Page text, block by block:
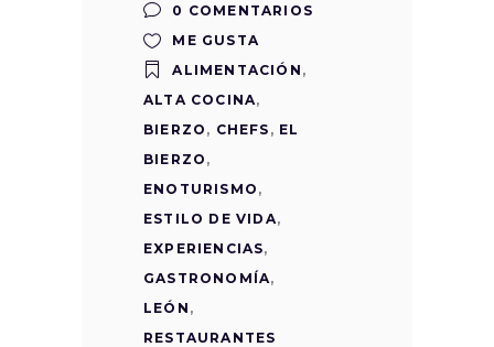
0 COMENTARIOS
ME GUSTA
ALIMENTACIÓN ,
ALTA COCINA,
BIERZO , CHEFS , EL
BIERZO ,
ENOTURISMO ,
ESTILO DE VIDA,
EXPERIENCIAS,
GASTRONOMÍA,
LEÓN ,
RESTAURANTES